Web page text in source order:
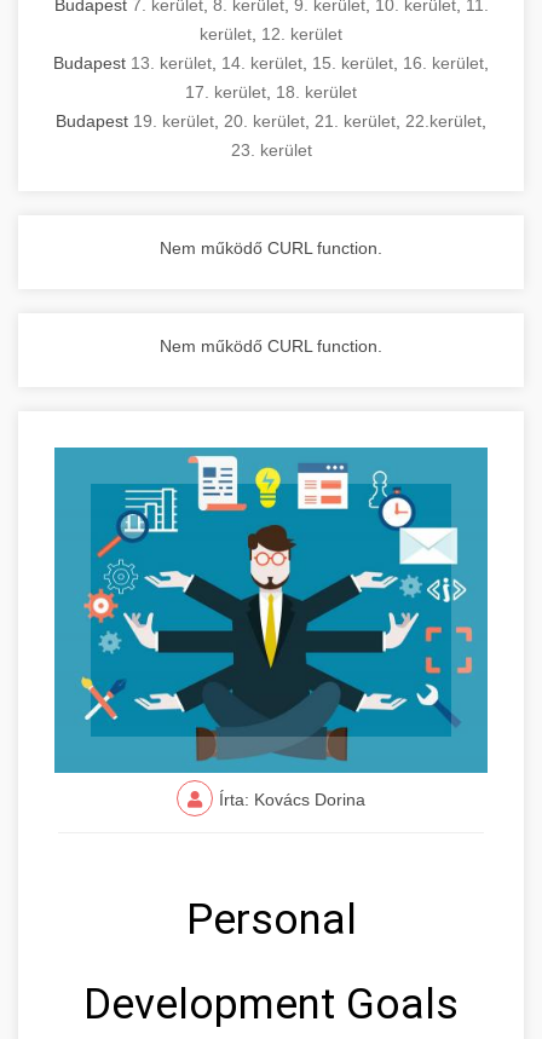
Budapest 7. kerület, 8. kerület, 9. kerület, 10. kerület, 11.
kerület 12. kerület
Budapest 13. kerület 14. kerület 15. kerület 16. kerület
17. kerület 18. kerület
Budapest 19. kerület 20. kerület 21. kerület 22.kerület
23. kerület
Nem működő CURL function.
Nem működő CURL function.
Írta: Kovács Dorina
Personal
Development Goals